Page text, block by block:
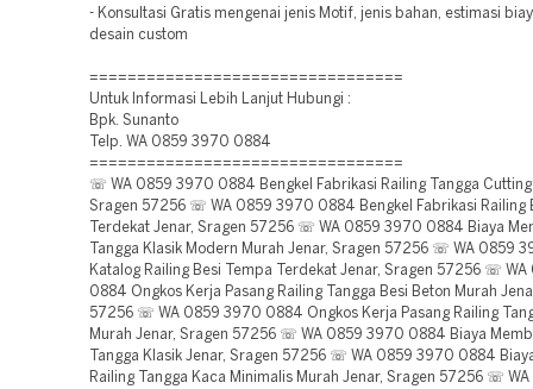
- Konsultasi Gratis mengenai jenis Motif, jenis bahan, estimasi
desain custom
=================================
Untuk Informasi Lebih Lanjut Hubungi :
Bpk. Sunanto
Telp. WA 0859 3970 0884
=================================
☏ WA 0859 3970 0884 Bengkel Fabrikasi Railing Tangga Cutting
Sragen 57256 ☏ WA 0859 3970 0884 Bengkel Fabrikasi Railing
Terdekat Jenar, Sragen 57256 ☏ WA 0859 3970 0884 Biaya
Tangga Klasik Modern Murah Jenar, Sragen 57256 ☏ WA 0859
Katalog Railing Besi Tempa Terdekat Jenar, Sragen 57256 ☏
0884 Ongkos Kerja Pasang Railing Tangga Besi Beton Murah
57256 ☏ WA 0859 3970 0884 Ongkos Kerja Pasang Railing
Murah Jenar, Sragen 57256 ☏ WA 0859 3970 0884 Biaya
Tangga Klasik Jenar, Sragen 57256 ☏ WA 0859 3970 0884
Railing Tangga Kaca Minimalis Murah Jenar, Sragen 57256 ☏